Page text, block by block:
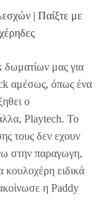
| Παίξτε με
μας για
αμέσως, όπως ένα
ο
Playtech. Το
τους δεν εχουν
στην παραγωγη,
ειδικά
η Paddy